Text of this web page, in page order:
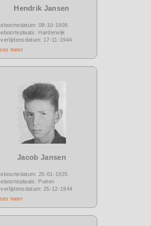
Hendrik Jansen
08-10-1909
Harderwijk
17-11-1944
meer
Jacob Jansen
25-01-1925
Putten
25-12-1944
meer